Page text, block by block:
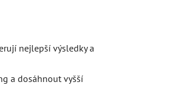
nejlepší výsledky a
a dosáhnout vyšší